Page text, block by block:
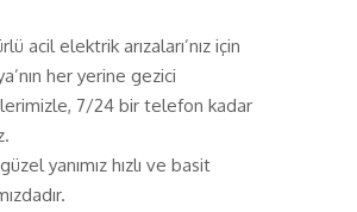
acil elektrik arızaları’nız için
her yerine gezici
7/24 bir telefon kadar
yanımız hızlı ve basit